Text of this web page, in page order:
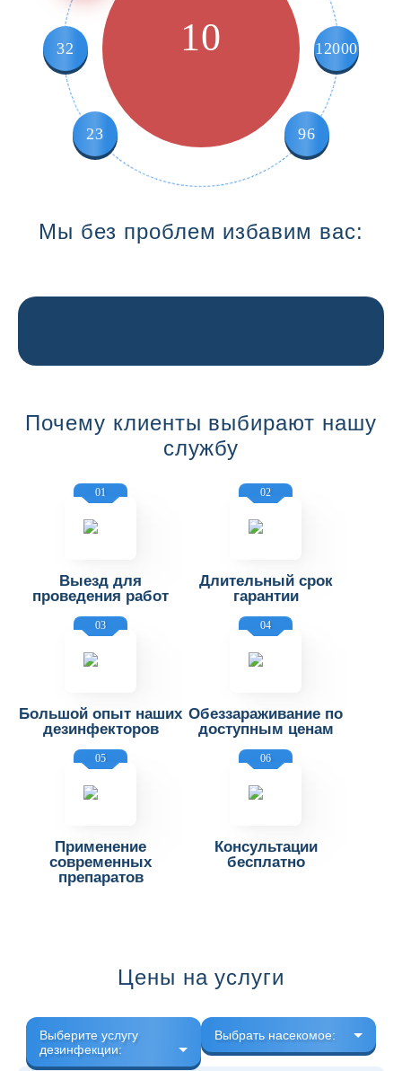
12000
96
23
32 10
Мы без проблем избавим вас:
Почему клиенты выбирают нашу
службу
01
Выезд для
проведения работ
02
Длительный срок
гарантии
03
Большой опыт наших
дезинфекторов
04
Обеззараживание по
доступным ценам
05
Применение
современных
препаратов
06
Консультации
бесплатно
Цены на услуги
Выберите услугу
дезинфекции:
Выбрать насекомое: